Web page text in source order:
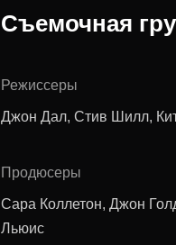
Съемочная
Режиссеры
Джон Дал, Стив Шилл,
Продюсеры
Сара Коллетон, Джон
Льюис